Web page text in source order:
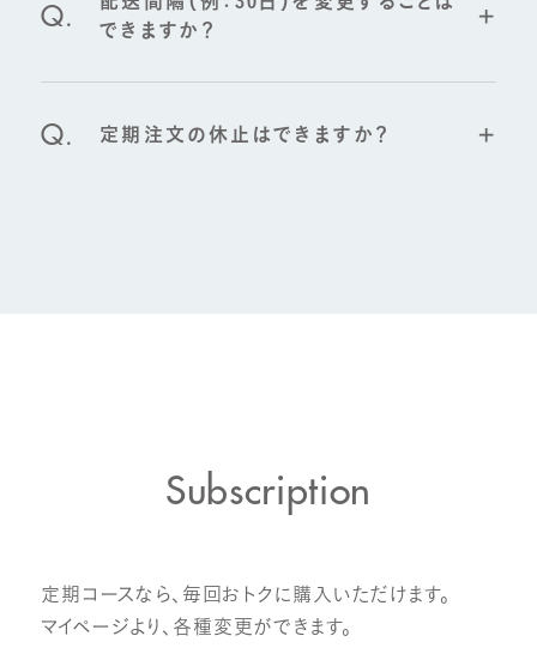
Q.
できますか？
Q. 定期注文の休止はできますか？
Subscription
定期コースなら、毎回おトクに購入いただけます。
マイページより、各種変更ができます。